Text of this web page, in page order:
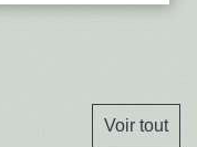
Voir tout